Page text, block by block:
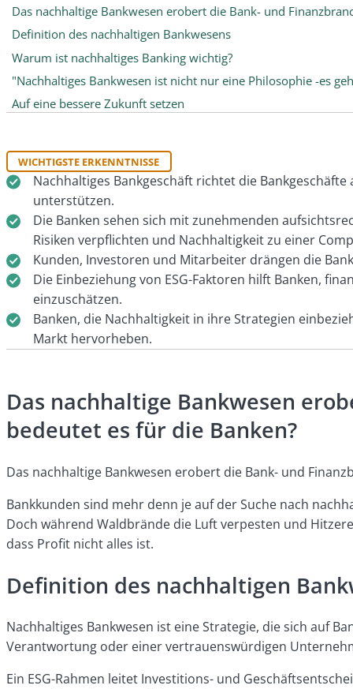
Das nachhaltige Bankwesen erobert die Bank- und
Definition des nachhaltigen Bankwesens
Warum ist nachhaltiges Banking wichtig?
"Nachhaltiges Bankwesen ist nicht nur eine Philosophie -es
Auf eine bessere Zukunft setzen
WICHTIGSTE ERKENNTNISSE
Nachhaltiges Bankgeschäft richtet die
unterstützen.
Die Banken sehen sich mit zunehmenden
Risiken verpflichten und Nachhaltigkeit zu einer
Kunden, Investoren und Mitarbeiter drängen die
Die Einbeziehung von ESG-Faktoren hilft Banken,
einzuschätzen.
Banken, die Nachhaltigkeit in ihre Strategien
Markt hervorheben.
Das nachhaltige Bankwesen
bedeutet es für die Banken?
Das nachhaltige Bankwesen erobert die Bank- und
Bankkunden sind mehr denn je auf der Suche nach
Doch während Waldbrände die Luft verpesten und
dass Profit nicht alles ist.
Definition des nachhaltigen
Nachhaltiges Bankwesen ist eine Strategie, die sich auf
Verantwortung oder einer vertrauenswürdigen
Ein ESG-Rahmen leitet Investitions- und